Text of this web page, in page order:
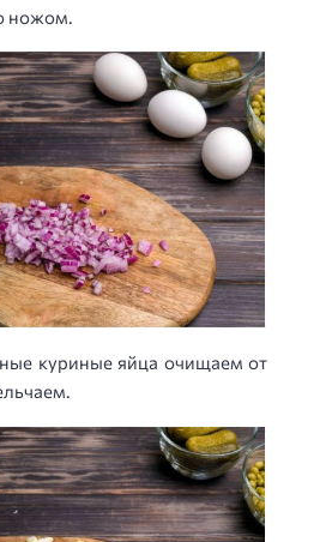
ножом.
куриные яйца очищаем от